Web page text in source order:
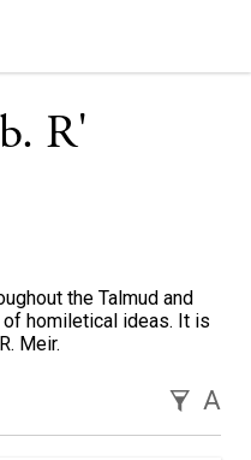
R'
the Talmud and
homiletical ideas. It is
Meir.
A